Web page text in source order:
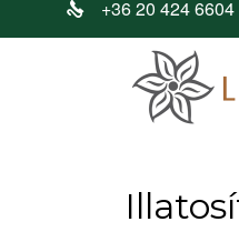
+36 20 424 6604